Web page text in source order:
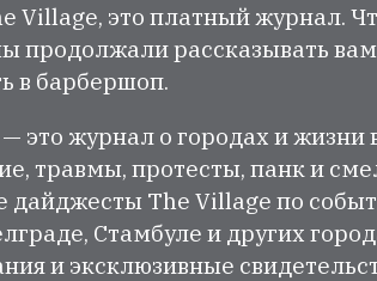
Village, это платный журнал.
продолжали рассказывать
в барбершоп.
это журнал о городах и жизни
травмы, протесты, панк и
дайджесты The Village по
Стамбуле и других
и эксклюзивные